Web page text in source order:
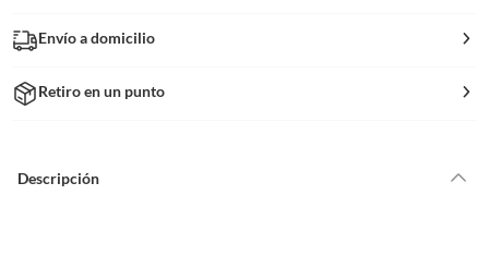
Envío a domicilio
Retiro en un punto
Descripción